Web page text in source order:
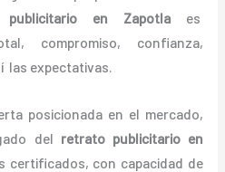
en Zapotla es
compromiso, confianza,
las expectativas.
posicionada en el mercado,
del retrato publicitarioen
certificados, con capacidad de